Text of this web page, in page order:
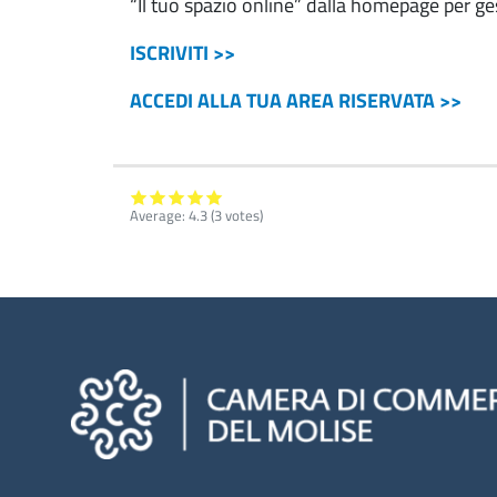
ISCRIVITI >>
ACCEDI ALLA TUA AREA RISERVATA >>
Average: 4.3(3votes)